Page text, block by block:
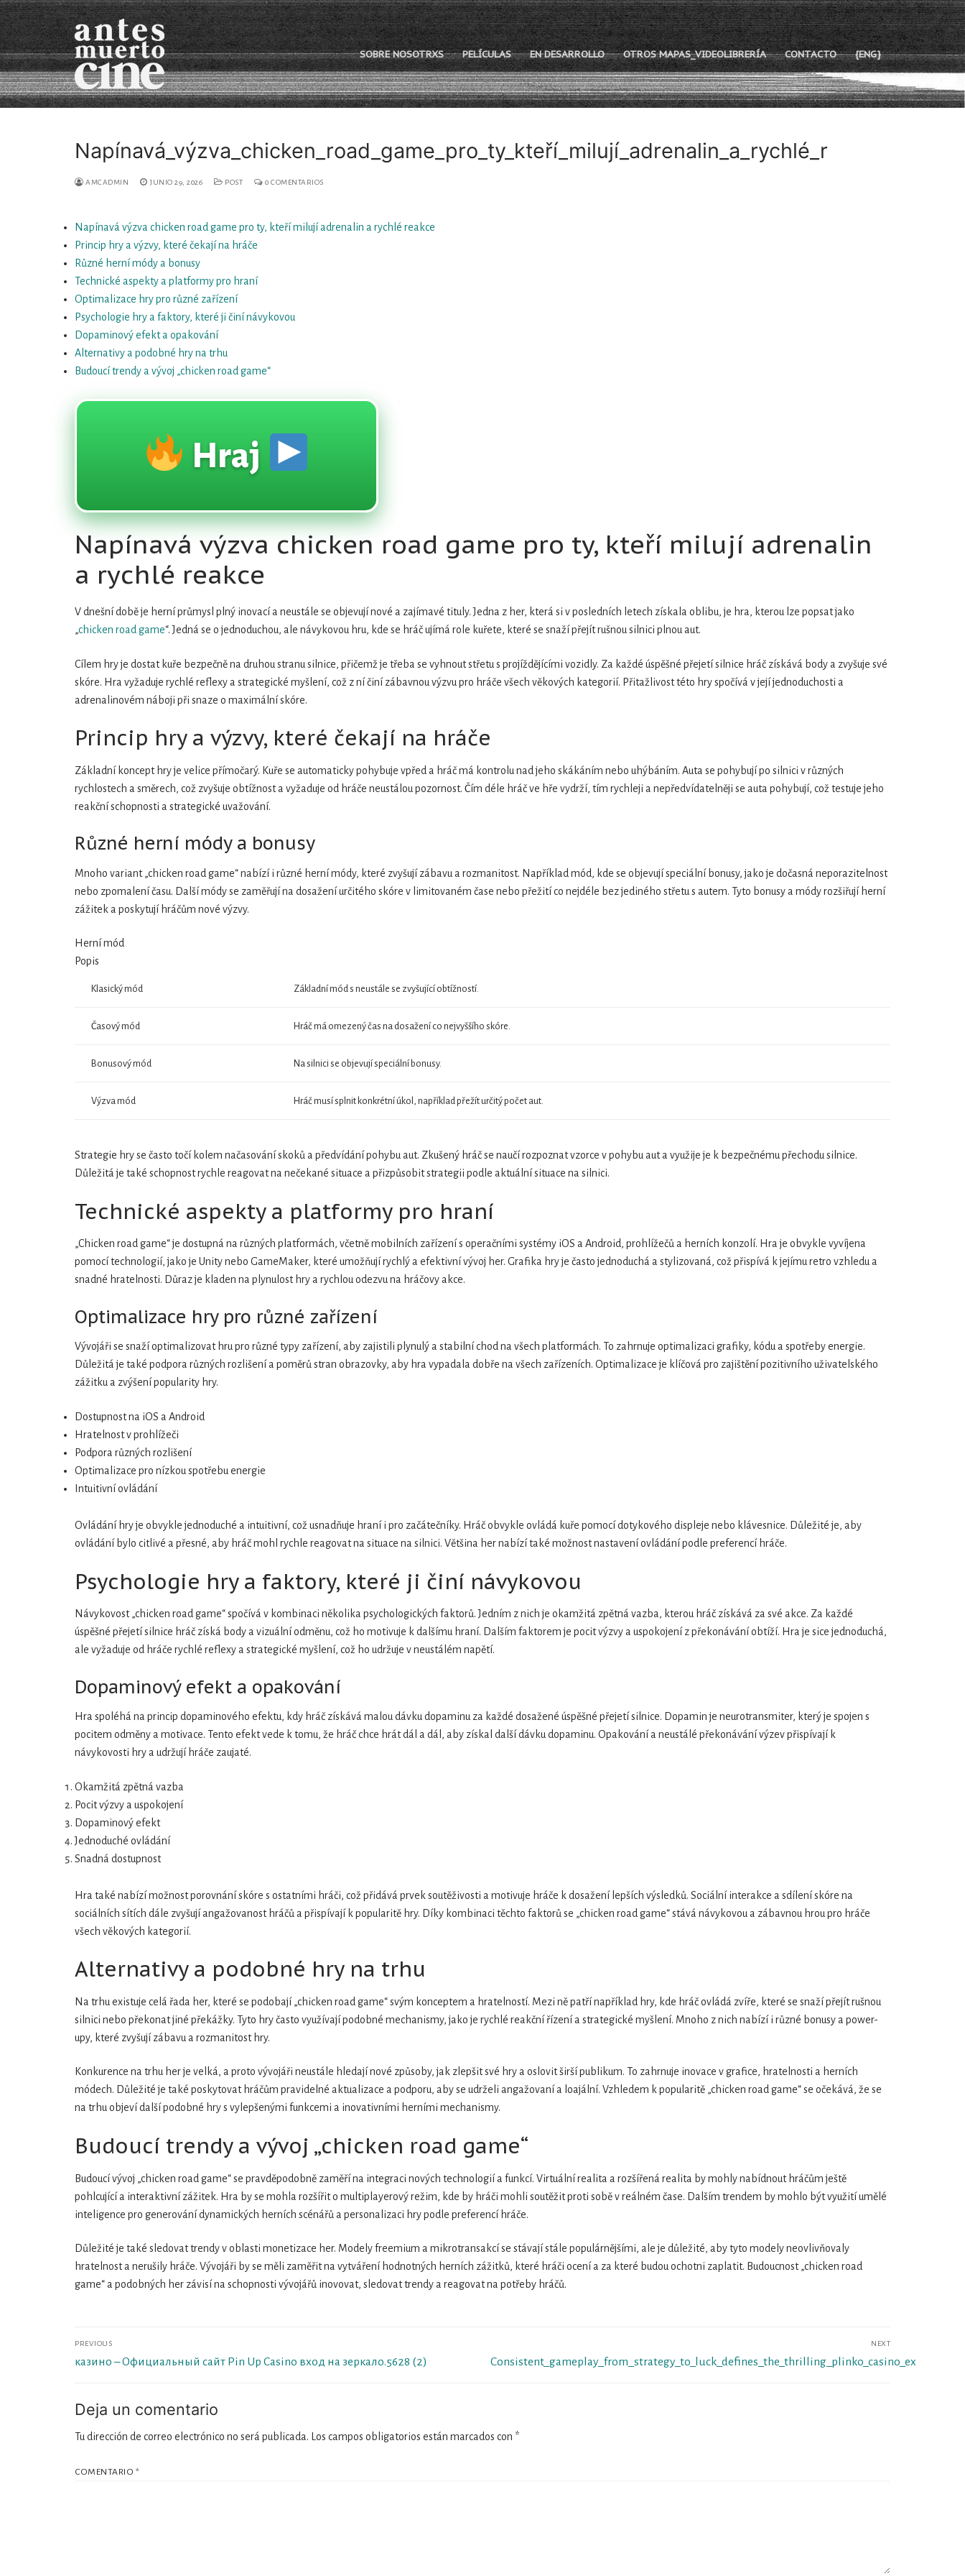
Ir
al
contenido
SOBRE NOSOTRXS PELÍCULAS EN DESARROLLO OTROS MAPAS_VIDEOLIBRERÍA CONTACTO {ENG}
En desarrollo
Contacto
{Eng}
Napínavá_výzva_chicken_road_game_pro_ty_kteří_milují_adrenalin_a_rychlé_r
AMCADMIN JUNIO 29, 2026 POST 0 COMENTARIOS
Napínavá výzva chicken road game pro ty, kteří milují adrenalin a rychlé reakce
Princip hry a výzvy, které čekají na hráče
Různé herní módy a bonusy
Technické aspekty a platformy pro hraní
Optimalizace hry pro různé zařízení
Psychologie hry a faktory, které ji činí návykovou
Dopaminový efekt a opakování
Alternativy a podobné hry na trhu
Budoucí trendy a vývoj „chicken road game“
Hraj
Napínavá výzva chicken road game pro ty, kteří milují adrenalin
a rychlé reakce
V dnešní době je herní průmysl plný inovací a neustále se objevují nové a zajímavé tituly. Jedna z her, která si v posledních letech získala oblibu, je hra, kterou lze popsat jako
„chicken road game“. Jedná se o jednoduchou, ale návykovou hru, kde se hráč ujímá role kuřete, které se snaží přejít rušnou silnici plnou aut.
Cílem hry je dostat kuře bezpečně na druhou stranu silnice, přičemž je třeba se vyhnout střetu s projíždějícími vozidly. Za každé úspěšné přejetí silnice hráč získává body a zvyšuje své
skóre. Hra vyžaduje rychlé reflexy a strategické myšlení, což z ní činí zábavnou výzvu pro hráče všech věkových kategorií. Přitažlivost této hry spočívá v její jednoduchosti a
adrenalinovém náboji při snaze o maximální skóre.
Princip hry a výzvy, které čekají na hráče
Základní koncept hry je velice přímočarý. Kuře se automaticky pohybuje vpřed a hráč má kontrolu nad jeho skákáním nebo uhýbáním. Auta se pohybují po silnici v různých
rychlostech a směrech, což zvyšuje obtížnost a vyžaduje od hráče neustálou pozornost. Čím déle hráč ve hře vydrží, tím rychleji a nepředvídatelněji se auta pohybují, což testuje jeho
reakční schopnosti a strategické uvažování.
Různé herní módy a bonusy
Mnoho variant „chicken road game“ nabízí i různé herní módy, které zvyšují zábavu a rozmanitost. Například mód, kde se objevují speciální bonusy, jako je dočasná neporazitelnost
nebo zpomalení času. Další módy se zaměřují na dosažení určitého skóre v limitovaném čase nebo přežití co nejdéle bez jediného střetu s autem. Tyto bonusy a módy rozšiřují herní
zážitek a poskytují hráčům nové výzvy.
Herní mód
Popis
Klasický mód Základní mód s neustále se zvyšující obtížností.
Časový mód Hráč má omezený čas na dosažení co nejvyššího skóre.
Bonusový mód Na silnici se objevují speciální bonusy.
Výzva mód Hráč musí splnit konkrétní úkol, například přežít určitý počet aut.
Strategie hry se často točí kolem načasování skoků a předvídání pohybu aut. Zkušený hráč se naučí rozpoznat vzorce v pohybu aut a využije je k bezpečnému přechodu silnice.
Důležitá je také schopnost rychle reagovat na nečekané situace a přizpůsobit strategii podle aktuální situace na silnici.
Technické aspekty a platformy pro hraní
„Chicken road game“ je dostupná na různých platformách, včetně mobilních zařízení s operačními systémy iOS a Android, prohlížečů a herních konzolí. Hra je obvykle vyvíjena
pomocí technologií, jako je Unity nebo GameMaker, které umožňují rychlý a efektivní vývoj her. Grafika hry je často jednoduchá a stylizovaná, což přispívá k jejímu retro vzhledu a
snadné hratelnosti. Důraz je kladen na plynulost hry a rychlou odezvu na hráčovy akce.
Optimalizace hry pro různé zařízení
Vývojáři se snaží optimalizovat hru pro různé typy zařízení, aby zajistili plynulý a stabilní chod na všech platformách. To zahrnuje optimalizaci grafiky, kódu a spotřeby energie.
Důležitá je také podpora různých rozlišení a poměrů stran obrazovky, aby hra vypadala dobře na všech zařízeních. Optimalizace je klíčová pro zajištění pozitivního uživatelského
zážitku a zvýšení popularity hry.
Dostupnost na iOS a Android
Hratelnost v prohlížeči
Podpora různých rozlišení
Optimalizace pro nízkou spotřebu energie
Intuitivní ovládání
Ovládání hry je obvykle jednoduché a intuitivní, což usnadňuje hraní i pro začátečníky. Hráč obvykle ovládá kuře pomocí dotykového displeje nebo klávesnice. Důležité je, aby
ovládání bylo citlivé a přesné, aby hráč mohl rychle reagovat na situace na silnici. Většina her nabízí také možnost nastavení ovládání podle preferencí hráče.
Psychologie hry a faktory, které ji činí návykovou
Návykovost „chicken road game“ spočívá v kombinaci několika psychologických faktorů. Jedním z nich je okamžitá zpětná vazba, kterou hráč získává za své akce. Za každé
úspěšné přejetí silnice hráč získá body a vizuální odměnu, což ho motivuje k dalšímu hraní. Dalším faktorem je pocit výzvy a uspokojení z překonávání obtíží. Hra je sice jednoduchá,
ale vyžaduje od hráče rychlé reflexy a strategické myšlení, což ho udržuje v neustálém napětí.
Dopaminový efekt a opakování
Hra spoléhá na princip dopaminového efektu, kdy hráč získává malou dávku dopaminu za každé dosažené úspěšné přejetí silnice. Dopamin je neurotransmiter, který je spojen s
pocitem odměny a motivace. Tento efekt vede k tomu, že hráč chce hrát dál a dál, aby získal další dávku dopaminu. Opakování a neustálé překonávání výzev přispívají k
návykovosti hry a udržují hráče zaujaté.
Okamžitá zpětná vazba
Pocit výzvy a uspokojení
Dopaminový efekt
Jednoduché ovládání
Snadná dostupnost
Hra také nabízí možnost porovnání skóre s ostatními hráči, což přidává prvek soutěživosti a motivuje hráče k dosažení lepších výsledků. Sociální interakce a sdílení skóre na
sociálních sítích dále zvyšují angažovanost hráčů a přispívají k popularitě hry. Díky kombinaci těchto faktorů se „chicken road game“ stává návykovou a zábavnou hrou pro hráče
všech věkových kategorií.
Alternativy a podobné hry na trhu
Na trhu existuje celá řada her, které se podobají „chicken road game“ svým konceptem a hratelností. Mezi ně patří například hry, kde hráč ovládá zvíře, které se snaží přejít rušnou
silnici nebo překonat jiné překážky. Tyto hry často využívají podobné mechanismy, jako je rychlé reakční řízení a strategické myšlení. Mnoho z nich nabízí i různé bonusy a power-
upy, které zvyšují zábavu a rozmanitost hry.
Konkurence na trhu her je velká, a proto vývojáři neustále hledají nové způsoby, jak zlepšit své hry a oslovit širší publikum. To zahrnuje inovace v grafice, hratelnosti a herních
módech. Důležité je také poskytovat hráčům pravidelné aktualizace a podporu, aby se udrželi angažovaní a loajální. Vzhledem k popularitě „chicken road game“ se očekává, že se
na trhu objeví další podobné hry s vylepšenými funkcemi a inovativními herními mechanismy.
Budoucí trendy a vývoj „chicken road game“
Budoucí vývoj „chicken road game“ se pravděpodobně zaměří na integraci nových technologií a funkcí. Virtuální realita a rozšířená realita by mohly nabídnout hráčům ještě
pohlcující a interaktivní zážitek. Hra by se mohla rozšířit o multiplayerový režim, kde by hráči mohli soutěžit proti sobě v reálném čase. Dalším trendem by mohlo být využití umělé
inteligence pro generování dynamických herních scénářů a personalizaci hry podle preferencí hráče.
Důležité je také sledovat trendy v oblasti monetizace her. Modely freemium a mikrotransakcí se stávají stále populárnějšími, ale je důležité, aby tyto modely neovlivňovaly
hratelnost a nerušily hráče. Vývojáři by se měli zaměřit na vytváření hodnotných herních zážitků, které hráči ocení a za které budou ochotni zaplatit. Budoucnost „chicken road
game“ a podobných her závisí na schopnosti vývojářů inovovat, sledovat trendy a reagovat na potřeby hráčů.
Navegación
de
PREVIOUS
Previous
казино – Официальный сайт Pin Up Casino вход на зеркало.5628 (2)
NEXT
Next
Consistent_gameplay_from_strategy_to_luck_defines_the_thrilling_plinko_casino_ex
Deja un comentario
Tu dirección de correo electrónico no será publicada. Los campos obligatorios están marcados con *
COMENTARIO *